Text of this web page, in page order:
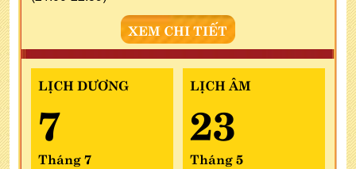
XEM CHI TIẾT
LỊCH DƯƠNG
7
Tháng 7
LỊCH ÂM
23
Tháng 5